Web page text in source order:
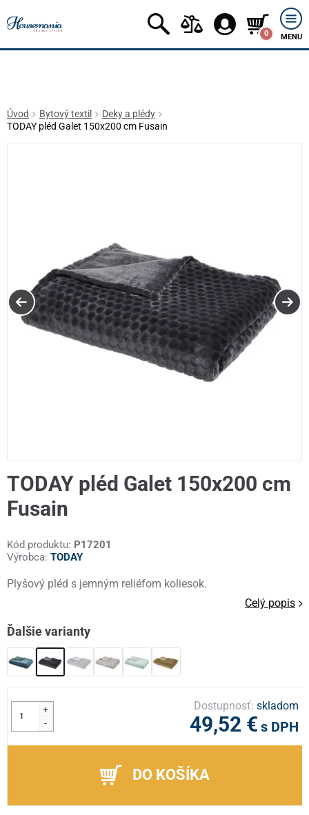
0 MENU
Úvod Bytový textil
Deky a plédy
TODAY pléd Galet 150x200 cm Fusain
TODAY pléd Galet 150x200 cm
Fusain
Kód produktu: P17201
Výrobca: TODAY
Plyšový pléd s jemným reliéfom koliesok.
Celý popis
Ďalšie varianty
+
-
Dostupnosť:skladom
49,52 € s DPH
DO KOŠÍKA